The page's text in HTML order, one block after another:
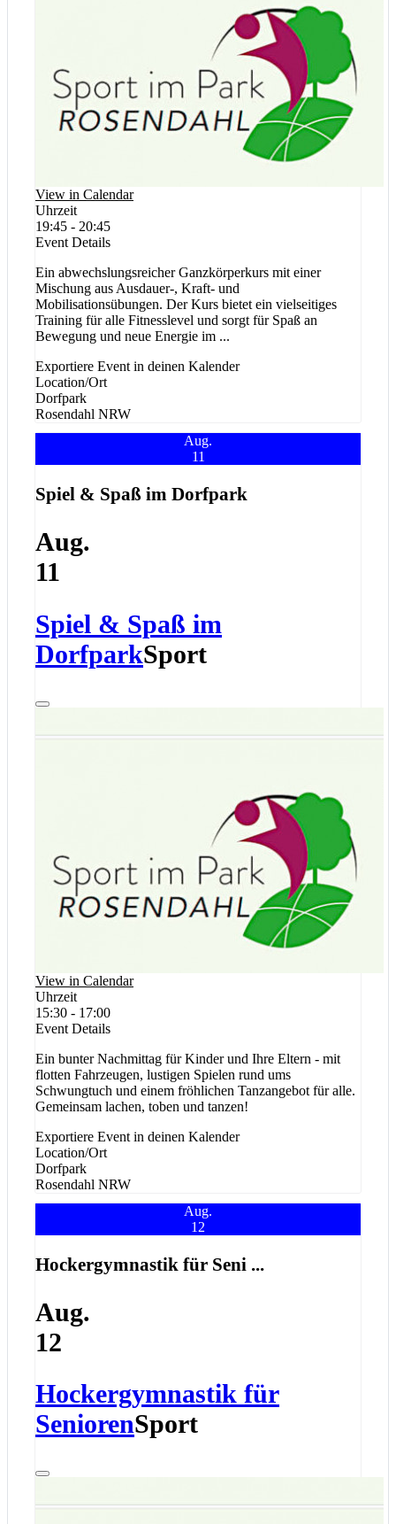
View in Calendar
Uhrzeit
19:45 - 20:45
Event Details
Ein abwechslungsreicher Ganzkörperkurs mit einer
Mischung aus Ausdauer-, Kraft- und
Mobilisationsübungen. Der Kurs bietet ein vielseitiges
Training für alle Fitnesslevel und sorgt für Spaß an
Bewegung und neue Energie im ...
Exportiere Event in deinen Kalender
Location/Ort
Dorfpark
Rosendahl NRW
Aug.
11
Spiel & Spaß im Dorfpark
Aug.
11
Spiel & Spaß im
DorfparkSport
View in Calendar
Uhrzeit
15:30 - 17:00
Event Details
Ein bunter Nachmittag für Kinder und Ihre Eltern - mit
flotten Fahrzeugen, lustigen Spielen rund ums
Schwungtuch und einem fröhlichen Tanzangebot für alle.
Gemeinsam lachen, toben und tanzen!
Exportiere Event in deinen Kalender
Location/Ort
Dorfpark
Rosendahl NRW
Aug.
12
Hockergymnastik für Seni ...
Aug.
12
Hockergymnastik für
SeniorenSport